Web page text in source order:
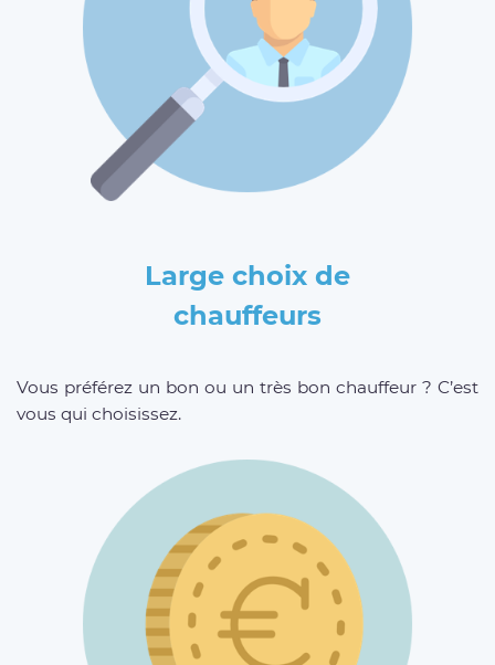
Large choix de
chauffeurs
Vous préférez un bon ou un très bon chauffeur ? C’est
vous qui choisissez.